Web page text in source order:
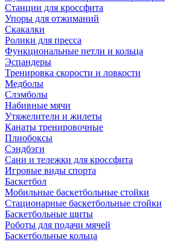
Станции для кроссфита
Упоры для отжиманий
Скакалки
Ролики для пресса
Функциональные петли и кольца
Эспандеры
Тренировка скорости и ловкости
Медболы
Слэмболы
Набивные мячи
Утяжелители и жилеты
Канаты тренировочные
Плиобоксы
Сэндбэги
Сани и тележки для кроссфита
Игровые виды спорта
Баскетбол
Мобильные баскетбольные стойки
Стационарные баскетбольные стойки
Баскетбольные щиты
Роботы для подачи мячей
Баскетбольные кольца